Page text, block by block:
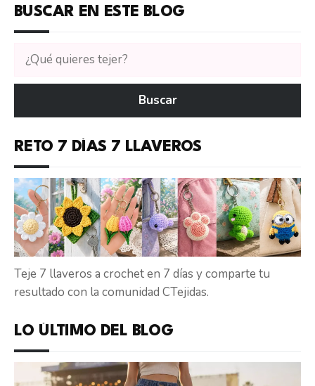
BUSCAR EN ESTE BLOG
Buscar
tutoriales
en
Buscar
RETO 7 DÍAS 7 LLAVEROS
Teje 7 llaveros a crochet en 7 días y comparte tu
resultado con la comunidad CTejidas.
LO ÚLTIMO DEL BLOG